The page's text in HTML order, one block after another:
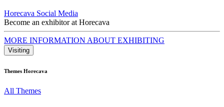
Horecava Social Media
Become an exhibitor at Horecava
MORE INFORMATION ABOUT EXHIBITING
Visiting
Themes Horecava
All Themes